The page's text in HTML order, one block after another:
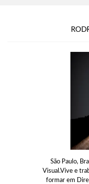
São Paulo,
Visual.Vive e
formar em